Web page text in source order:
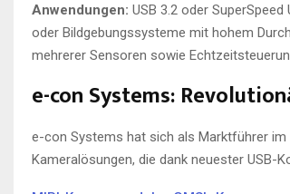
Anwendungen: USB 3.2 oder
oder Bildgebungssysteme mit hohem
mehrerer Sensoren sowie
e-con Systems:
e-con Systems hat sich als Marktführer im
Kameralösungen, die dank neuester USB-